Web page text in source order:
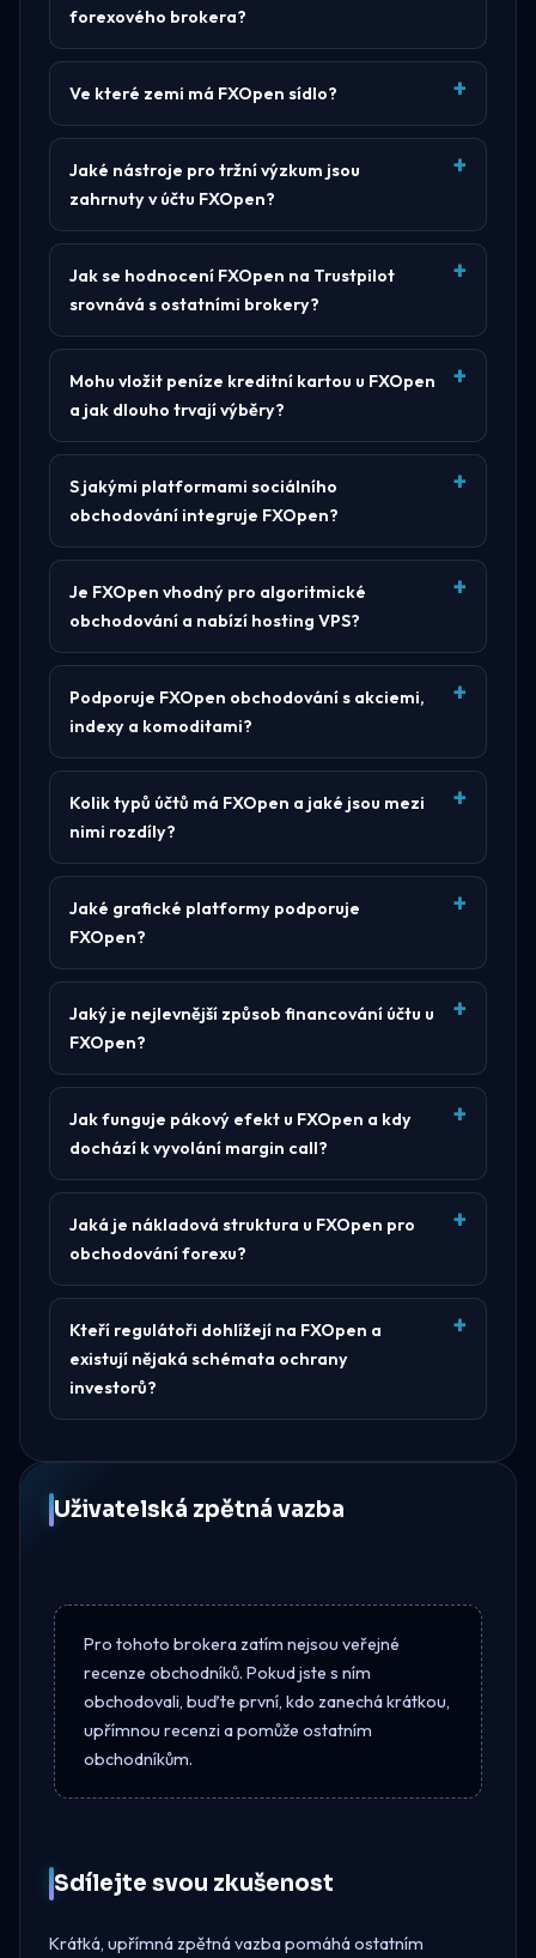
forexového brokera?
Ve které zemi má FXOpen sídlo?
Jaké nástroje pro tržní výzkum jsou
zahrnuty v účtu FXOpen?
Jak se hodnocení FXOpen na Trustpilot
srovnává s ostatními brokery?
Mohu vložit peníze kreditní kartou u FXOpen
a jak dlouho trvají výběry?
S jakými platformami sociálního
obchodování integruje FXOpen?
Je FXOpen vhodný pro algoritmické
obchodování a nabízí hosting VPS?
Podporuje FXOpen obchodování s akciemi,
indexy a komoditami?
Kolik typů účtů má FXOpen a jaké jsou mezi
nimi rozdíly?
Jaké grafické platformy podporuje
FXOpen?
Jaký je nejlevnější způsob financování účtu u
FXOpen?
Jak funguje pákový efekt u FXOpen a kdy
dochází k vyvolání margin call?
Jaká je nákladová struktura u FXOpen pro
obchodování forexu?
Kteří regulátoři dohlížejí na FXOpen a
existují nějaká schémata ochrany
investorů?
Uživatelská zpětná vazba
Pro tohoto brokera zatím nejsou veřejné
recenze obchodníků. Pokud jste s ním
obchodovali, buďte první, kdo zanechá krátkou,
upřímnou recenzi a pomůže ostatním
obchodníkům.
Sdílejte svou zkušenost
Krátká, upřímná zpětná vazba pomáhá ostatním